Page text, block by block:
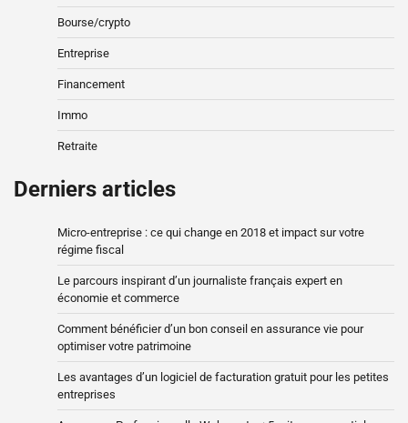
Bourse/crypto
Entreprise
Financement
Immo
Retraite
Derniers articles
Micro-entreprise : ce qui change en 2018 et impact sur votre
régime fiscal
Le parcours inspirant d’un journaliste français expert en
économie et commerce
Comment bénéficier d’un bon conseil en assurance vie pour
optimiser votre patrimoine
Les avantages d’un logiciel de facturation gratuit pour les petites
entreprises